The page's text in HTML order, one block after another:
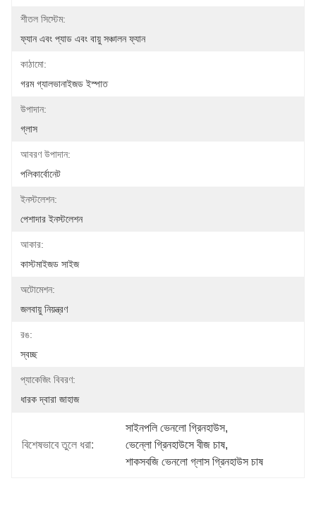
শীতল সিস্টেম:
ফ্যান এবং প্যাড এবং বায়ু সঞ্চালন ফ্যান
কাঠামো:
গরম গ্যালভানাইজড ইস্পাত
উপাদান:
গ্লাস
আবরণ উপাদান:
পলিকার্বোনেট
ইনস্টলেশন:
পেশাদার ইনস্টলেশন
আকার:
কাস্টমাইজড সাইজ
অটোমেশন:
জলবায়ু নিয়ন্ত্রণ
রঙ:
স্বচ্ছ
প্যাকেজিং বিবরণ:
ধারক দ্বারা জাহাজ
বিশেষভাবে তুলে ধরা:
সাইনপলি ভেনলো গ্রিনহাউস,
ভেন্লো গ্রিনহাউসে বীজ চাষ,
শাকসবজি ভেনলো গ্লাস গ্রিনহাউস চাষ